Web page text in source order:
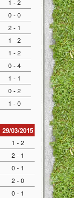
1 - 2
0 - 0
2 - 1
1 - 2
1 - 2
0 - 4
1 - 1
0 - 2
1 - 0
29/03/2015
1 - 2
2 - 1
0 - 1
2 - 0
0 - 1